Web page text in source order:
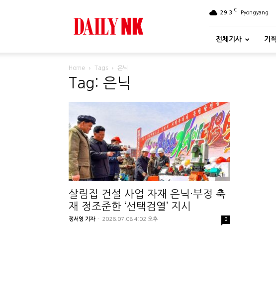
29.3 C Pyongyang
전체기사 기획
Home Tags 은닉
Tag: 은닉
살림집 건설 사업 자재 은닉·부정 축
재 정조준한 ‘선택검열’ 지시
정서영 기자 - 2026.07.08 4:02 오후 0